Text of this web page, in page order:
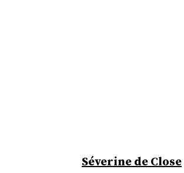
Séverine de Close